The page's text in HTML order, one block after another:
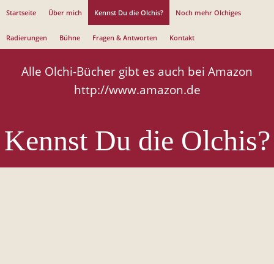
Jump to navigation
Startseite Über mich Kennst Du die Olchis? Noch mehr Olchiges
Radierungen Bühne Fragen & Antworten Kontakt
Alle Olchi-Bücher gibt es auch bei Amazon
http://www.amazon.de
Kennst Du die Olchis?